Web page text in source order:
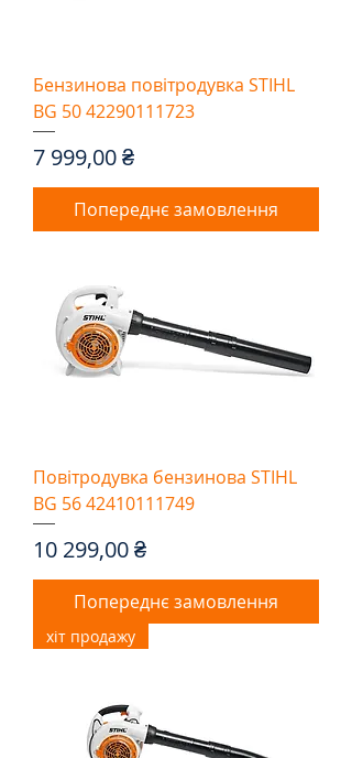
Бензинова повітродувка STIHL
BG 50 42290111723
Ціна
7 999,00 ₴
Попереднє замовлення
Повітродувка бензинова STIHL
BG 56 42410111749
Ціна
10 299,00 ₴
Попереднє замовлення
хіт продажу